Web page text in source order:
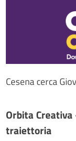
Cesena cerca
Orbita
traiettoria